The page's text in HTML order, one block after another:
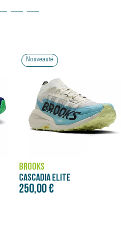
Nouveauté
BROOKS
CASCADIA ELITE
250,00 €